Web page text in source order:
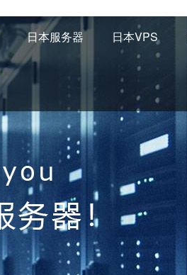
日本服务器 日本VPS